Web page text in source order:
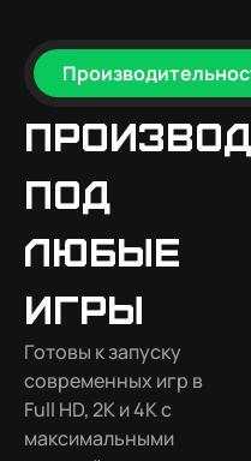
под
любые
игры
Готовы к запуску
современных игр в
Full HD, 2K и 4K с
максимальными